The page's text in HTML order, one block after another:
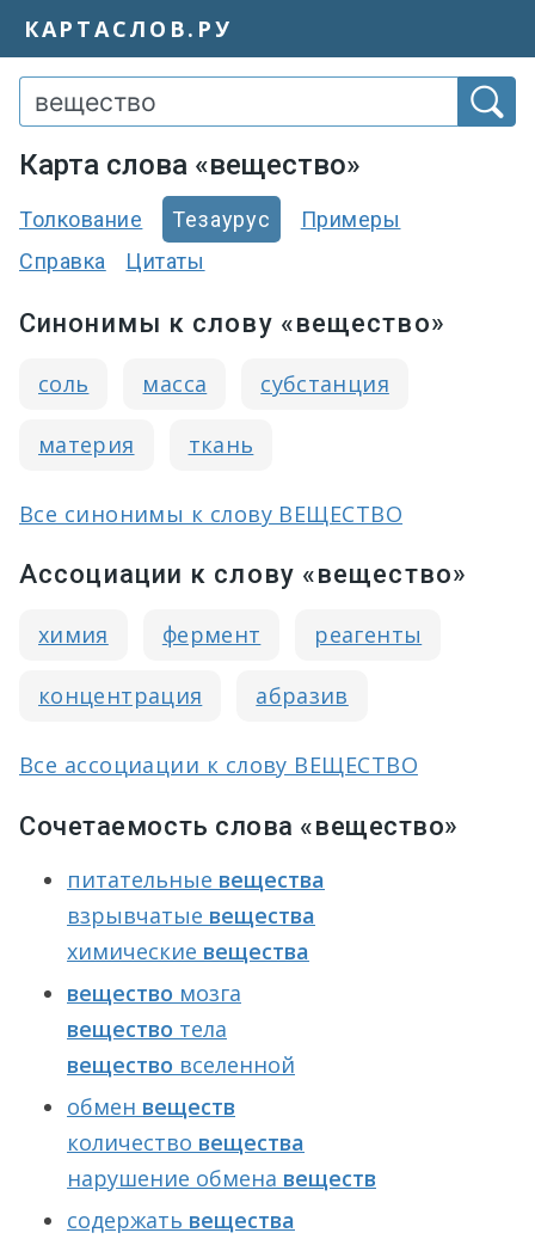
КАРТАСЛОВ.РУ
Карта слова «вещество»
Толкование Тезаурус
Примеры
Справка
Цитаты
Синонимы к слову «вещество»
соль масса субстанция
материя ткань
Все синонимы к слову ВЕЩЕСТВО
Ассоциации к слову «вещество»
химия фермент реагенты
концентрация абразив
Все ассоциации к слову ВЕЩЕСТВО
Сочетаемость слова «вещество»
питательные вещества
взрывчатые вещества
химические вещества
вещество мозга
вещество тела
вещество вселенной
обмен веществ
количество вещества
нарушение обмена веществ
содержать вещества